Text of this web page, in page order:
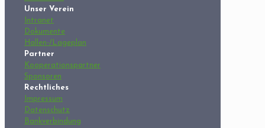
Unser Verein
Intranet
Dokumente
Hallen-/Lageplan
Partner
Kooperationspartner
Sponsoren
Rechtliches
Impressum
Datenschutz
Bankverbindung